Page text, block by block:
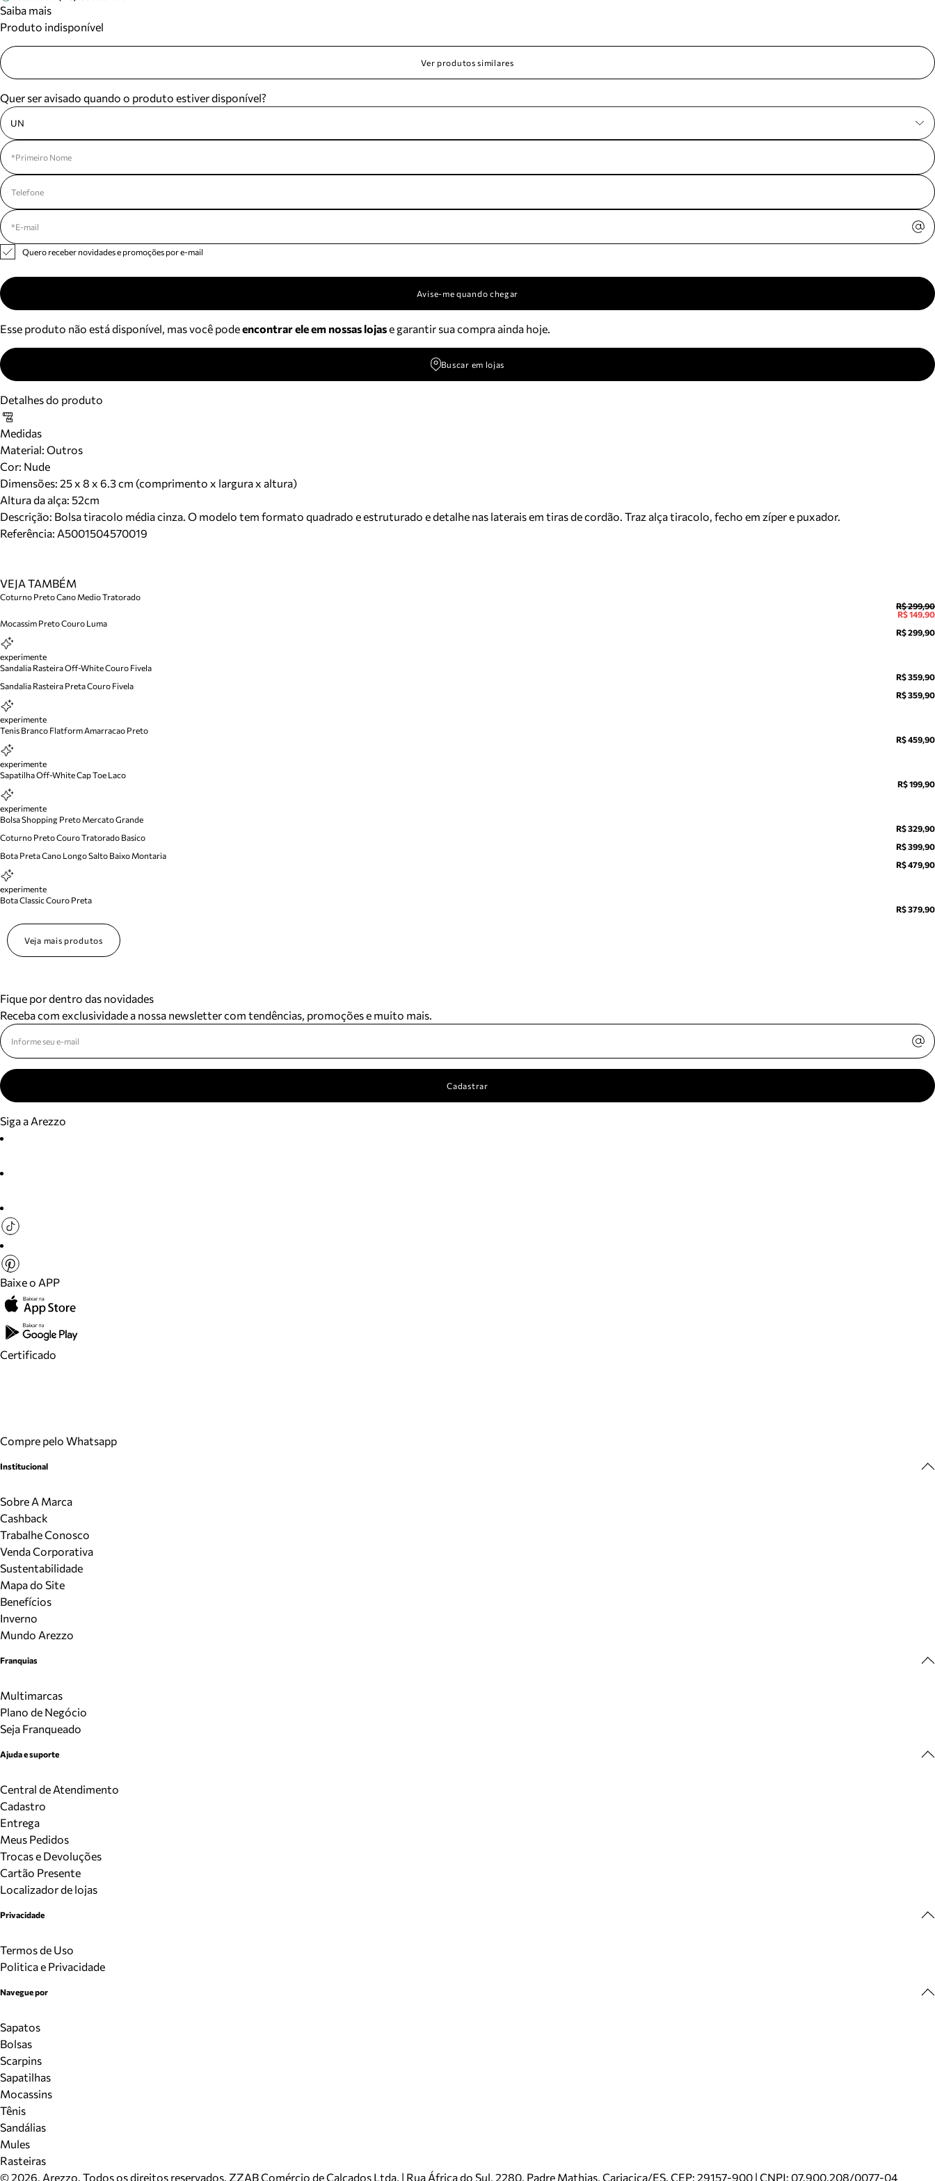
pedidos,
Acompanhe
Saiba mais
Produto indisponível
Ver produtos similares
Quer ser avisado quando o produto estiver disponível?
UN
Quero receber novidades e promoções por e-mail
Avise-me quando chegar
Esse produto não está disponível, mas você podeencontrar ele em nossas lojase garantir sua compra ainda hoje.
Buscar em lojas
Detalhes do produto
Medidas
Material: Outros
Cor: Nude
Dimensões: 25 x 8 x 6.3 cm (comprimento x largura x altura)
Altura da alça: 52cm
Descrição: Bolsa tiracolo média cinza. O modelo tem formato quadrado e estruturado e detalhe nas laterais em tiras de cordão. Traz alça tiracolo, fecho em zíper e puxador.
Referência: A5001504570019
VEJA TAMBÉM
Coturno Preto Cano Medio Tratorado
R$ 299,90
R$ 149,90
Mocassim Preto Couro Luma
R$ 299,90
experimente
Sandalia Rasteira Off-White Couro Fivela
R$ 359,90
Sandalia Rasteira Preta Couro Fivela
R$ 359,90
experimente
Tenis Branco Flatform Amarracao Preto
R$ 459,90
experimente
Sapatilha Off-White Cap Toe Laco
R$ 199,90
experimente
Bolsa Shopping Preto Mercato Grande
R$ 329,90
Coturno Preto Couro Tratorado Basico
R$ 399,90
Bota Preta Cano Longo Salto Baixo Montaria
R$ 479,90
experimente
Bota Classic Couro Preta
R$ 379,90
Veja mais produtos
Fique por dentro das novidades
Receba com exclusividade a nossa newsletter com tendências, promoções e muito mais.
Cadastrar
Siga a Arezzo
Baixe o APP
Certificado
Compre pelo Whatsapp
Institucional
Sobre A Marca
Cashback
Trabalhe Conosco
Venda Corporativa
Sustentabilidade
Mapa do Site
Benefícios
Inverno
Mundo Arezzo
Franquias
Multimarcas
Plano de Negócio
Seja Franqueado
Ajuda e suporte
Central de Atendimento
Cadastro
Entrega
Meus Pedidos
Trocas e Devoluções
Cartão Presente
Localizador de lojas
Privacidade
Termos de Uso
Politica e Privacidade
Navegue por
Sapatos
Bolsas
Scarpins
Sapatilhas
Mocassins
Tênis
Sandálias
Mules
Rasteiras
©2026, Arezzo. Todos os direitos reservados. ZZAB Comércio de Calçados Ltda. | Rua África do Sul, 2280. Padre Mathias, Cariacica/ES. CEP: 29157-900 | CNPJ: 07.900.208/0077-04